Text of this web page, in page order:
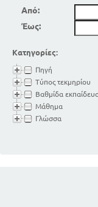
Από:
Έως:
Κατηγορίες:
Πηγή
Τύπος τεκμηρίου
Βαθμίδα
Μάθημα
Γλώσσα